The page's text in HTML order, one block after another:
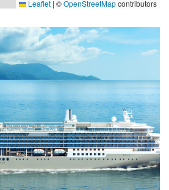
Leaflet | ©OpenStreetMapcontributors
Silver